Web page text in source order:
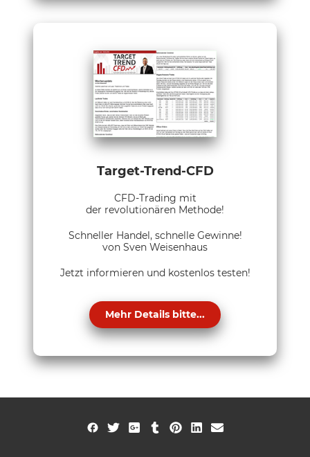
Target-Trend-CFD
CFD-Trading mit
der revolutionären Methode!
Schneller Handel, schnelle Gewinne!
von Sven Weisenhaus
Jetzt informieren und kostenlos testen!
Mehr Details bitte...